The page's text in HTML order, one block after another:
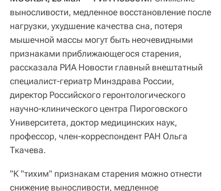
выносливости, медленное восстановление после
нагрузки, ухудшение качества сна, потеря
мышечной массы могут быть неочевидными
признаками приближающегося старения,
рассказала РИА Новости главный внештатный
специалист-гериатр Минздрава России,
директор Российского геронтологического
научно-клинического центра Пироговского
Университета, доктор медицинских наук,
профессор, член-корреспондент РАН Ольга
Ткачева.
"К "тихим" признакам старения можно отнести
снижение выносливости, медленное